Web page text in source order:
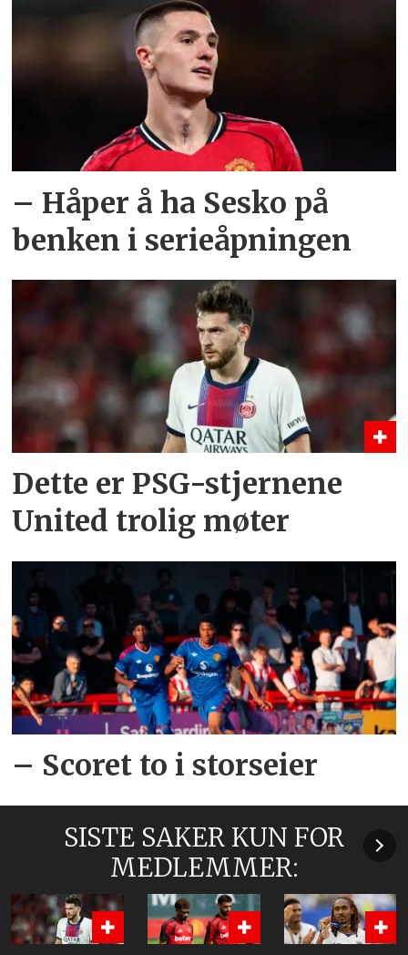
– Håper å ha Sesko på
benken i serieåpningen
Dette er PSG-stjernene
United trolig møter
– Scoret to i storseier
SISTE SAKER KUN FOR
MEDLEMMER: